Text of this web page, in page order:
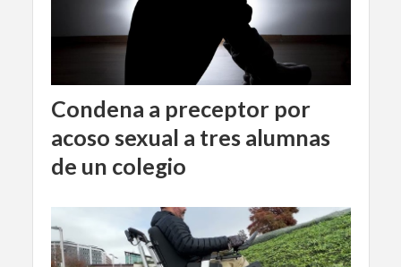
Condena a preceptor por
acoso sexual a tres alumnas
de un colegio